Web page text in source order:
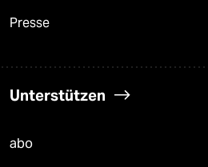
Presse
Unterstützen
abo